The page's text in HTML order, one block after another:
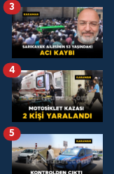
3
4
5